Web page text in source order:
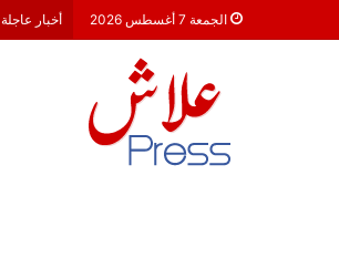
الجمعة 7 أغسطس 2026 أخبار عاجلة